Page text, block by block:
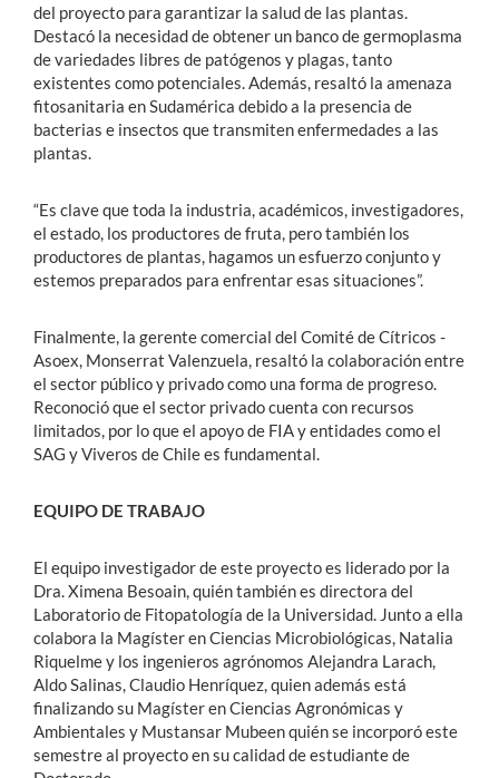
del proyecto para garantizar la salud de las plantas.
Destacó la necesidad de obtener un banco de germoplasma
de variedades libres de patógenos y plagas, tanto
existentes como potenciales. Además, resaltó la amenaza
fitosanitaria en Sudamérica debido a la presencia de
bacterias e insectos que transmiten enfermedades a las
plantas.
“Es clave que toda la industria, académicos, investigadores,
el estado, los productores de fruta, pero también los
productores de plantas, hagamos un esfuerzo conjunto y
estemos preparados para enfrentar esas situaciones”.
Finalmente, la gerente comercial del Comité de Cítricos -
Asoex, Monserrat Valenzuela, resaltó la colaboración entre
el sector público y privado como una forma de progreso.
Reconoció que el sector privado cuenta con recursos
limitados, por lo que el apoyo de FIA y entidades como el
SAG y Viveros de Chile es fundamental.
EQUIPO DE TRABAJO
El equipo investigador de este proyecto es liderado por la
Dra. Ximena Besoain, quién también es directora del
Laboratorio de Fitopatología de la Universidad. Junto a ella
colabora la Magíster en Ciencias Microbiológicas, Natalia
Riquelme y los ingenieros agrónomos Alejandra Larach,
Aldo Salinas, Claudio Henríquez, quien además está
finalizando su Magíster en Ciencias Agronómicas y
Ambientales y Mustansar Mubeen quién se incorporó este
semestre al proyecto en su calidad de estudiante de